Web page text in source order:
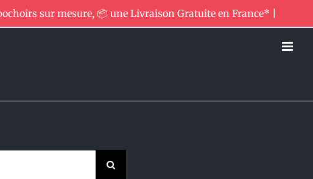
sur mesure, 📦 une Livraison Gratuite en France* |